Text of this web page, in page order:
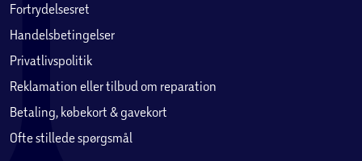
Fortrydelsesret
Handelsbetingelser
Privatlivspolitik
Reklamation eller tilbud om reparation
Betaling, købekort & gavekort
Ofte stillede spørgsmål